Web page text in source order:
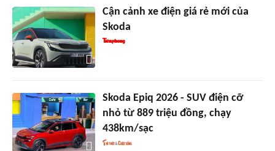
Cận cảnh xe điện giá rẻ mới của
Skoda
Skoda Epiq 2026 - SUV điện cỡ
nhỏ từ 889 triệu đồng, chạy
438km/sạc